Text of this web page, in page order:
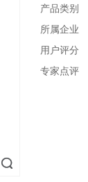
产品类别
所属企业
用户评分
专家点评